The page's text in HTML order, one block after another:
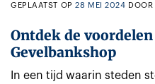
GEPLAATST OP28 MEI 2024 DOOR
Ontdek de
Gevelbankshop
In een tijd waarin steden